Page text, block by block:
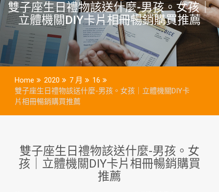
雙子座生日禮物該送什麼-男孩。女孩｜
立體機關DIY卡片相冊暢銷購買推薦
Home 2020 7 月
16
雙子座生日禮物該送什麼-男孩。女孩｜立體機關DIY卡
片相冊暢銷購買推薦
雙子座生日禮物該送什麼-男孩。女
孩｜立體機關DIY卡片相冊暢銷購買
推薦